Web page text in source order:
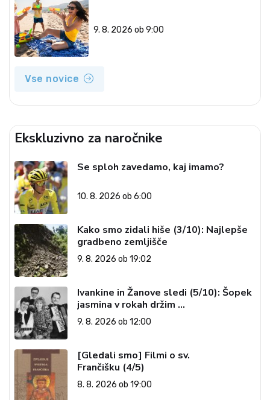
9. 8. 2026 ob 9:00
Vse novice
Ekskluzivno za naročnike
Se sploh zavedamo, kaj imamo?
10. 8. 2026 ob 6:00
Kako smo zidali hiše (3/10): Najlepše
gradbeno zemljišče
9. 8. 2026 ob 19:02
Ivankine in Žanove sledi (5/10): Šopek
jasmina v rokah držim …
9. 8. 2026 ob 12:00
[Gledali smo] Filmi o sv.
Frančišku (4/5)
8. 8. 2026 ob 19:00